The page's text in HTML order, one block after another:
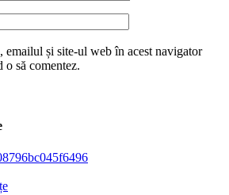
emailul și site-ul web în acest navigator
o să comentez.